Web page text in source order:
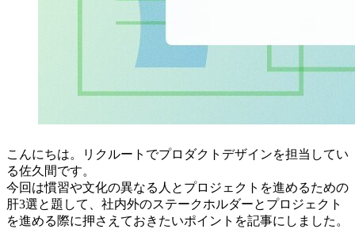
こんにちは。リクルートでプロダクトデザインを担当してい
る佐久間です。
今回は慣習や文化の異なる人とプロジェクトを進めるための
肝3選と題して、社内外のステークホルダーとプロジェクト
を進める際に押さえておきたいポイントを記事にしました。